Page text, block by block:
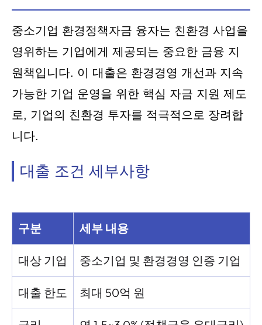
중소기업 환경정책자금 융자는 친환경 사업을
영위하는 기업에게 제공되는 중요한 금융 지
원책입니다. 이 대출은 환경경영 개선과 지속
가능한 기업 운영을 위한 핵심 자금 지원 제도
로, 기업의 친환경 투자를 적극적으로 장려합
니다.
대출 조건 세부사항
구분 세부 내용
대상 기업 중소기업 및 환경경영 인증 기업
대출 한도 최대 50억 원